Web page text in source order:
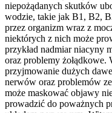
niepożądanych skutków
wodzie, takie jak B1, B2,
przez organizm wraz z
niektórych z nich może
przykład nadmiar niacyny
oraz problemy żołądkowe.
przyjmowanie dużych
nerwów oraz problemów
może maskować objawy
prowadzić do poważnych